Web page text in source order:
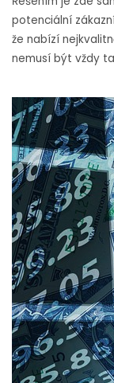
potenciální
že nabízí
nemusí být vždy